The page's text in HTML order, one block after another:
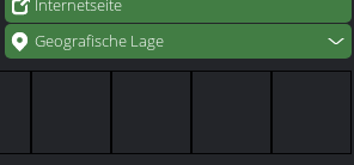
Internetseite
Geografische Lage